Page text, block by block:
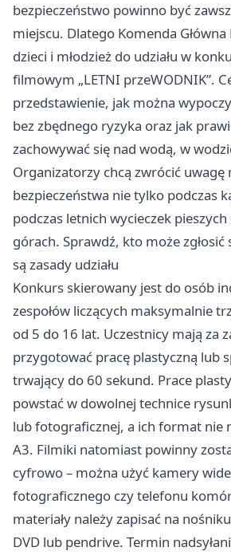
bezpieczeństwo powinno być
miejscu. Dlatego Komenda Główna
dzieci i młodzież do udziału w
filmowym „LETNI przeWODNIK”.
przedstawienie, jak można
bez zbędnego ryzyka oraz jak
zachowywać się nad wodą, w
Organizatorzy chcą zwrócić uwagę
bezpieczeństwa nie tylko podczas
podczas letnich wycieczek
górach. Sprawdź, kto może zgłosić
są zasady udziału
Konkurs skierowany jest do osób
zespołów liczących maksymalnie
od 5 do 16 lat. Uczestnicy mają za
przygotować pracę plastyczną lub
trwający do 60 sekund. Prace
powstać w dowolnej technice
lub fotograficznej, a ich format nie
A3. Filmiki natomiast powinny
cyfrowo – można użyć kamery
fotograficznego czy telefonu
materiały należy zapisać na
DVD lub pendrive. Termin